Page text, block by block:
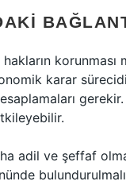
korunması
karar
adil ve şeffaf